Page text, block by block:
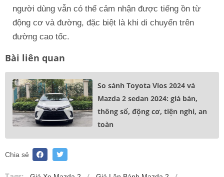
người dùng vẫn có thể cảm nhận được tiếng ồn từ
động cơ và đường, đặc biệt là khi di chuyển trên
đường cao tốc.
Bài liên quan
So sánh Toyota Vios 2024 và
Mazda 2 sedan 2024: giá bán,
thông số, động cơ, tiện nghi, an
toàn
Chia sẻ